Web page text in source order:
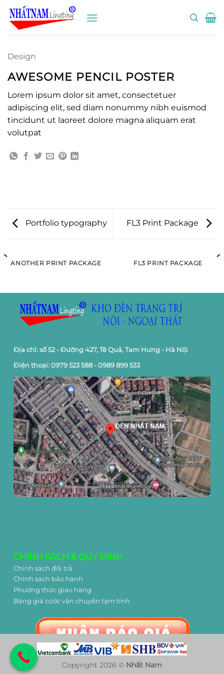
qua
Design
AWESOME PENCIL POSTER
Lorem ipsum dolor sit amet, consectetuer
adipiscing elit, sed diam nonummy nibh euismod
tincidunt ut laoreet dolore magna aliquam erat
volutpat
Portfolio typography FL3 Print Package
ANOTHER PRINT PACKAGE FL3 PRINT PACKAGE
Địa chỉ: số 52 - Đường 427, Tê Quả, Tam Hưng - Hà Nội
Điện thoại: 0979 523 588 - 0989 899 533
CHÍNH SÁCH & QUY ĐINH
Chính sách đổi trả
Chính sách bảo hành
Phương thức giao hàng
Bảng giá cước vận chuyển tạm tính
Copyright 2026 © Nhất Nam